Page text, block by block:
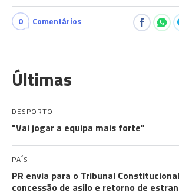
0 Comentários
Últimas
DESPORTO
"Vai jogar a equipa mais forte"
PAÍS
PR envia para o Tribunal
concessão de asilo e retorno de